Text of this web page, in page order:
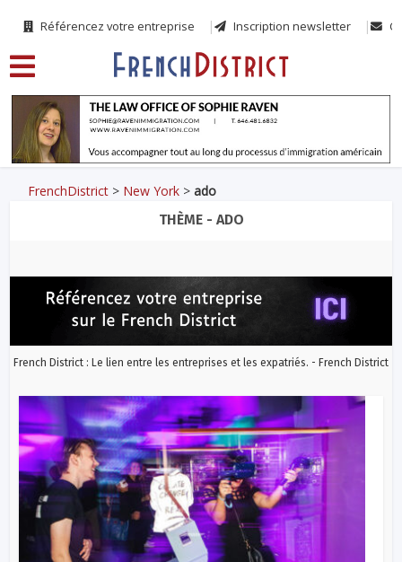
Référencez votre entreprise Inscription newsletter
FrenchDistrict > New York >ado
THÈME - ADO
French District : Le lien entre les entreprises et les expatriés. - French District